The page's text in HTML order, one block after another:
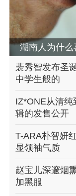
湖南人为什
裴秀智发布圣
中学生般的
IZ*ONE从清
辑的发售公开
T-ARA朴智妍
显领袖气质
赵宝儿深邃烟
加黑服